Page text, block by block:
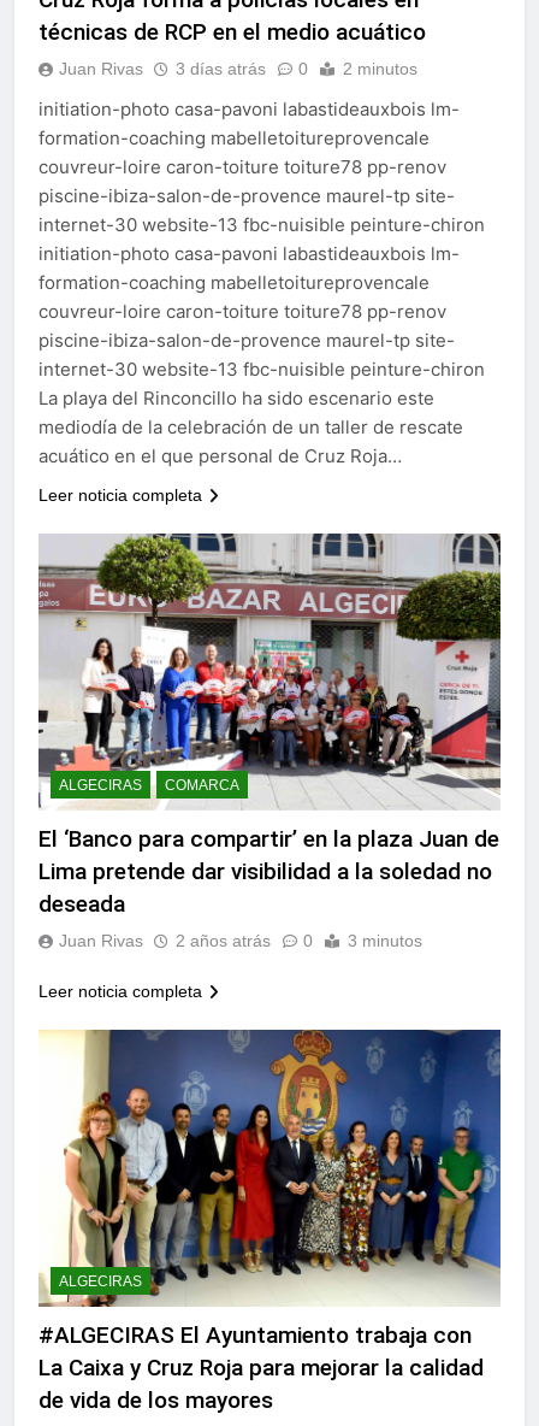
echa el cierre con éxito
rotundo
2 Semanas Atrás
La Mancomunidad y el
Campo de Gibraltar renuevan
su convenio de colaboración
2 Semanas Atrás
Tráfico especial para
despedir la feria. Ojo si vas
a Santa Bárbara
2 Semanas Atrás
La feria se despide por todo
lo alto: Antonio José,
fuegos artificiales y música
hasta el amanecer
2 Semanas Atrás
técnicas de RCP en el medio acuático
Juan Rivas 3 días atrás 0 2 minutos
initiation-photo casa-pavoni labastideauxbois lm-
formation-coaching mabelletoitureprovencale
couvreur-loire caron-toiture toiture78 pp-renov
piscine-ibiza-salon-de-provence maurel-tp site-
internet-30 website-13 fbc-nuisible peinture-chiron
initiation-photo casa-pavoni labastideauxbois lm-
formation-coaching mabelletoitureprovencale
couvreur-loire caron-toiture toiture78 pp-renov
piscine-ibiza-salon-de-provence maurel-tp site-
internet-30 website-13 fbc-nuisible peinture-chiron
La playa del Rinconcillo ha sido escenario este
mediodía de la celebración de un taller de rescate
acuático en el que personal de Cruz Roja…
Leer noticia completa
ALGECIRAS COMARCA
El ‘Banco para compartir’ en la plaza Juan de
Lima pretende dar visibilidad a la soledad no
deseada
Juan Rivas 2 años atrás 0 3 minutos
Leer noticia completa
ALGECIRAS
#ALGECIRAS El Ayuntamiento trabaja con
La Caixa y Cruz Roja para mejorar la calidad
de vida de los mayores